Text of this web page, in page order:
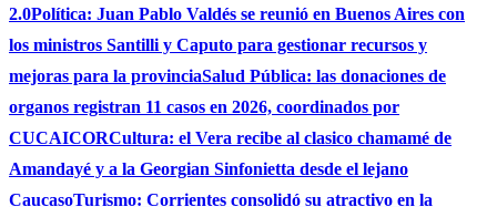
2.0Política: Juan Pablo Valdés se reunió en Buenos Aires con
los ministros Santilli y Caputo para gestionar recursos y
mejoras para la provinciaSalud Pública: las donaciones de
organos registran 11 casos en 2026, coordinados por
CUCAICORCultura: el Vera recibe al clasico chamamé de
Amandayé y a la Georgian Sinfonietta desde el lejano
CaucasoTurismo: Corrientes consolidó su atractivo en la